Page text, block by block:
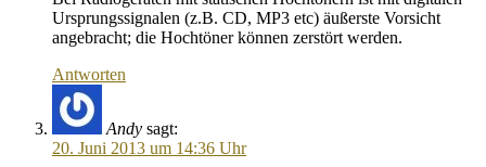
Ursprungssignalen (z.B. CD, MP3 etc) äußerste Vorsicht
angebracht; die Hochtöner können zerstört werden.
Antworten
Andy sagt:
20. Juni 2013 um 14:36 Uhr